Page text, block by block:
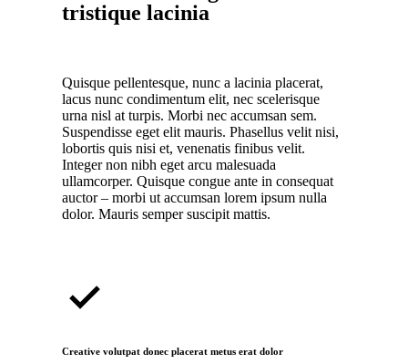
tristique lacinia
Quisque pellentesque, nunc a lacinia placerat,
lacus nunc condimentum elit, nec scelerisque
urna nisl at turpis. Morbi nec accumsan sem.
Suspendisse eget elit mauris. Phasellus velit nisi,
lobortis quis nisi et, venenatis finibus velit.
Integer non nibh eget arcu malesuada
ullamcorper. Quisque congue ante in consequat
auctor – morbi ut accumsan lorem ipsum nulla
dolor. Mauris semper suscipit mattis.
Creative volutpat donec placerat metus erat dolor